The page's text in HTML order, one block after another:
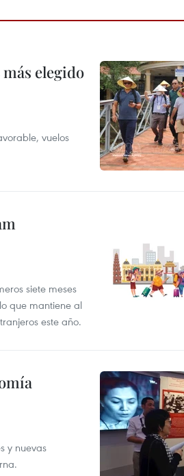
elegido
vuelos
siete meses
que mantiene al
este año.
y nuevas